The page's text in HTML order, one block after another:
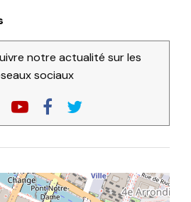
notre actualité sur les
sociaux